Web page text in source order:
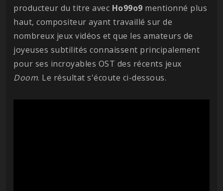
producteur du titre avec Ho99o9 mentionné plus
haut, compositeur ayant travaillé sur de
nombreux jeux vidéos et que les amateurs de
joyeuses subtilités connaissent principalement
pour ses incroyables OST des récents jeux
Doom. Le résultat s'écoute ci-dessous.